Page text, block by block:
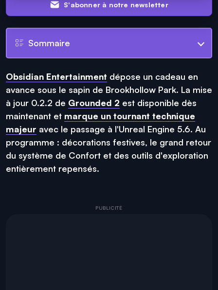
S'abonner à notre newsletter
Sommaire
Obsidian Entertainment dépose un cadeau en
avance sous le sapin de Brookhollow Park. La mise
à jour 0.2.2 de Grounded 2 est disponible dès
maintenant et marque un tournant technique
majeur avec le passage à l'Unreal Engine 5.6. Au
programme : décorations festives, le grand retour
du système de Confort et des outils d'exploration
entièrement repensés.